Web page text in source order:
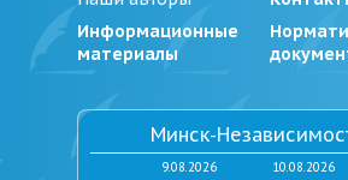
Информационные
материалы
Минск-
9.08.2026 10.08.2026